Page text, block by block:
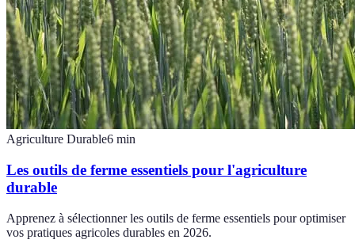
Agriculture Durable6 min
Les outils de ferme essentiels pour l'agriculture
durable
Apprenez à sélectionner les outils de ferme essentiels pour optimiser
vos pratiques agricoles durables en 2026.